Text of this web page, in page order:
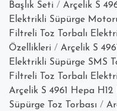
Başlık Seti / Arçelik S
Elektrikli Süpürge
Filtreli Toz Torbalı
Özellikleri / Arçelik S
Elektrikli Süpürge SMS
Filtreli Toz Torbalı
Arçelik S 4961 Hepa
Süpürge Toz Torbası /